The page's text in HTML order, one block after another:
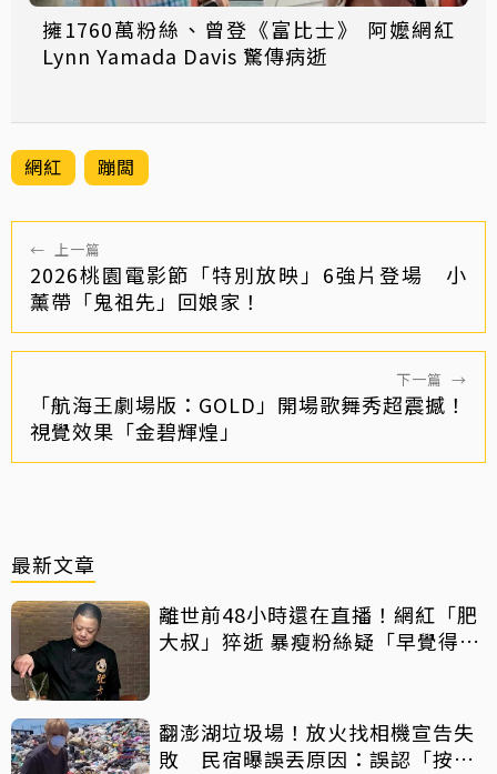
擁1760萬粉絲、曾登《富比士》 阿嬤網紅
Lynn Yamada Davis 驚傳病逝
網紅 蹦闆
← 上一篇
2026桃園電影節「特別放映」6強片登場 小
薰帶「鬼祖先」回娘家！
下一篇 →
「航海王劇場版：GOLD」開場歌舞秀超震撼！
視覺效果「金碧輝煌」
最新文章
離世前48小時還在直播！網紅「肥
大叔」猝逝 暴瘦粉絲疑「早覺得不
翻澎湖垃圾場！放火找相機宣告失
敗 民宿曝誤丟原因：誤認「按摩